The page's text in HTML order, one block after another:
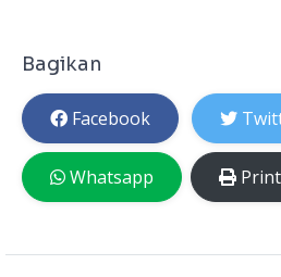
Bagikan
Facebook
Whatsapp Print